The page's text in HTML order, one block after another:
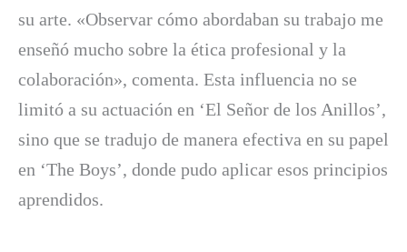
su arte. «Observar cómo abordaban su trabajo me
enseñó mucho sobre la ética profesional y la
colaboración», comenta. Esta influencia no se
limitó a su actuación en ‘El Señor de los Anillos’,
sino que se tradujo de manera efectiva en su papel
en ‘The Boys’, donde pudo aplicar esos principios
aprendidos.